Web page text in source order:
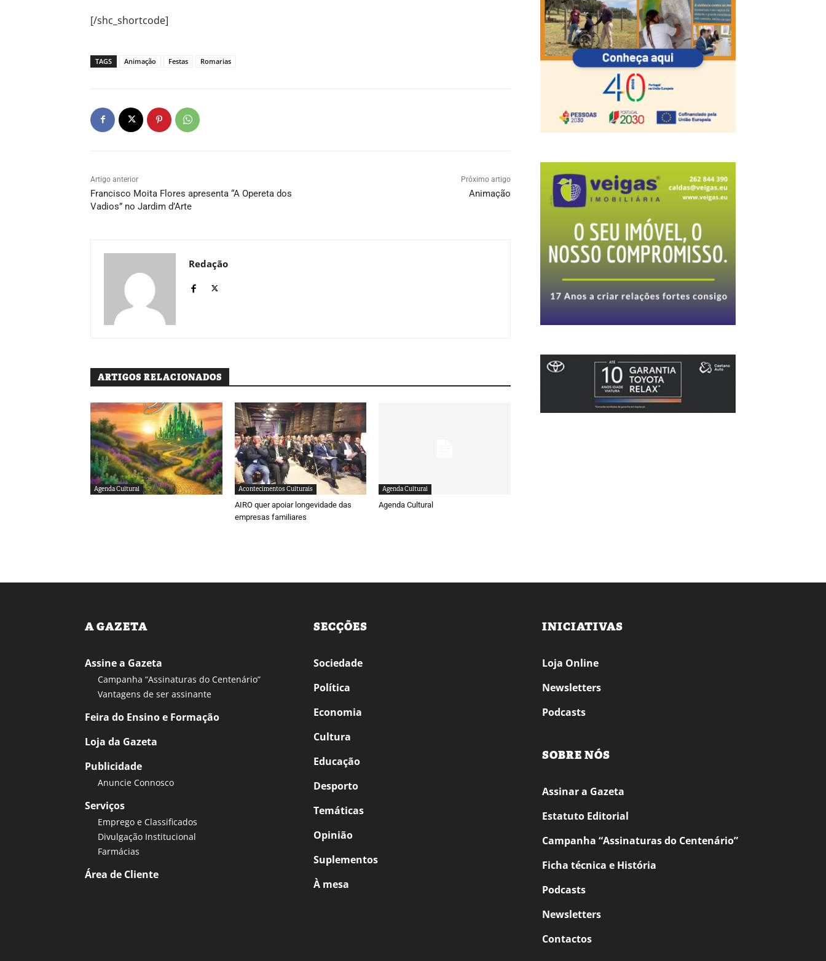
[/shc_shortcode]
TAGS Animação Festas Romarias
Artigo anterior
Francisco Moita Flores apresenta “A Opereta dos
Vadios” no Jardim d’Arte
Próximo artigo
Animação
Redação
ARTIGOS RELACIONADOS
Agenda Cultural Acontecimentos Culturais
AIRO quer apoiar longevidade das
empresas familiares
Agenda Cultural
Agenda Cultural
A GAZETA
Assine a Gazeta
Campanha “Assinaturas do Centenário”
Vantagens de ser assinante
Feira do Ensino e Formação
Loja da Gazeta
Publicidade
Anuncie Connosco
Serviços
Emprego e Classificados
Divulgação Institucional
Farmácias
Área de Cliente
SECÇÕES
Sociedade
Política
Economia
Cultura
Educação
Desporto
Temáticas
Opinião
Suplementos
À mesa
INICIATIVAS
Loja Online
Newsletters
Podcasts
SOBRE NÓS
Assinar a Gazeta
Estatuto Editorial
Campanha “Assinaturas do Centenário”
Ficha técnica e História
Podcasts
Newsletters
Contactos